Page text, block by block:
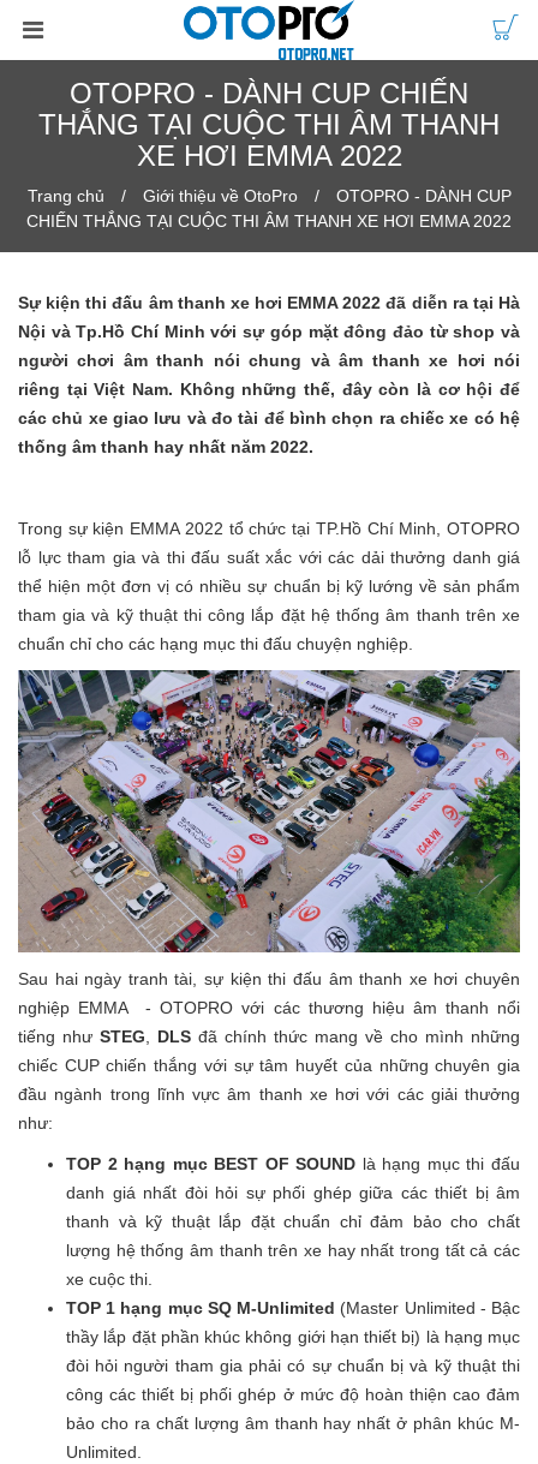
OTOPRO - DÀNH CUP CHIẾN
THẮNG TẠI CUỘC THI ÂM THANH
XE HƠI EMMA 2022
Trang chủ Giới thiệu về OtoPro
OTOPRO - DÀNH CUP
CHIẾN THẮNG TẠI CUỘC THI ÂM THANH XE HƠI EMMA 2022
Sự kiện thi đấu âm thanh xe hơi EMMA 2022 đã diễn ra tại Hà
Nội và Tp.Hồ Chí Minh với sự góp mặt đông đảo từ shop và
người chơi âm thanh nói chung và âm thanh xe hơi nói
riêng tại Việt Nam. Không những thế, đây còn là cơ hội để
các chủ xe giao lưu và đo tài để bình chọn ra chiếc xe có hệ
thống âm thanh hay nhất năm 2022.
Trong sự kiện EMMA 2022 tổ chức tại TP.Hồ Chí Minh, OTOPRO
lỗ lực tham gia và thi đấu suất xắc với các dải thưởng danh giá
thể hiện một đơn vị có nhiều sự chuẩn bị kỹ lướng về sản phẩm
tham gia và kỹ thuật thi công lắp đặt hệ thống âm thanh trên xe
chuẩn chỉ cho các hạng mục thi đấu chuyện nghiệp.
Sau hai ngày tranh tài, sự kiện thi đấu âm thanh xe hơi chuyên
nghiệp EMMA - OTOPRO với các thương hiệu âm thanh nổi
tiếng như STEG DLS đã chính thức mang về cho mình những
chiếc CUP chiến thắng với sự tâm huyết của những chuyên gia
đầu ngành trong lĩnh vực âm thanh xe hơi với các giải thưởng
như:
TOP 2 hạng mục BEST OF SOUND là hạng mục thi đấu
danh giá nhất đòi hỏi sự phối ghép giữa các thiết bị âm
thanh và kỹ thuật lắp đặt chuẩn chỉ đảm bảo cho chất
lượng hệ thống âm thanh trên xe hay nhất trong tất cả các
xe cuộc thi.
TOP 1 hạng mục SQ M-Unlimited (Master Unlimited - Bậc
thầy lắp đặt phần khúc không giới hạn thiết bị) là hạng mục
đòi hỏi người tham gia phải có sự chuẩn bị và kỹ thuật thi
công các thiết bị phối ghép ở mức độ hoàn thiện cao đảm
bảo cho ra chất lượng âm thanh hay nhất ở phân khúc M-
Unlimited.